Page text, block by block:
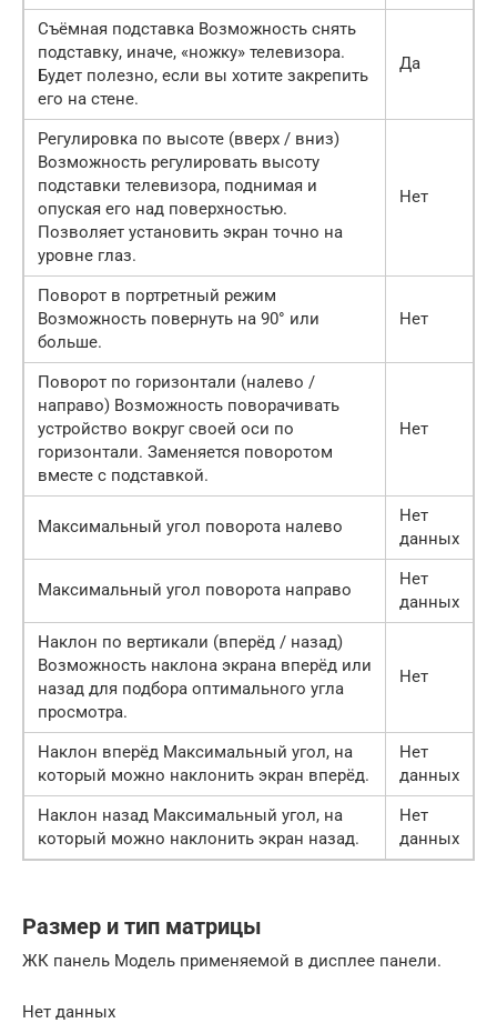
Съёмная подставка Возможность снять
подставку, иначе, «ножку» телевизора.
Будет полезно, если вы хотите закрепить
его на стене.
Да
Регулировка по высоте (вверх / вниз)
Возможность регулировать высоту
подставки телевизора, поднимая и
опуская его над поверхностью.
Позволяет установить экран точно на
уровне глаз.
Нет
Поворот в портретный режим
Возможность повернуть на 90° или
больше.
Нет
Поворот по горизонтали (налево /
направо) Возможность поворачивать
устройство вокруг своей оси по
горизонтали. Заменяется поворотом
вместе с подставкой.
Нет
Максимальный угол поворота налево
Нет
данных
Максимальный угол поворота направо
Нет
данных
Наклон по вертикали (вперёд / назад)
Возможность наклона экрана вперёд или
назад для подбора оптимального угла
просмотра.
Нет
Наклон вперёд Максимальный угол, на
который можно наклонить экран вперёд.
Нет
данных
Наклон назад Максимальный угол, на
который можно наклонить экран назад.
Нет
данных
Размер и тип матрицы
ЖК панель Модель применяемой в дисплее панели.
Нет данных